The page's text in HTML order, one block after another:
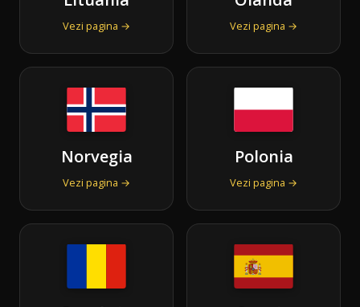
Vezi pagina → Vezi pagina →
Norvegia
Vezi pagina →
Polonia
Vezi pagina →